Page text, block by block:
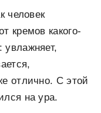
человек
кремов какого-
увлажняет,
отлично. С этой
на ура.